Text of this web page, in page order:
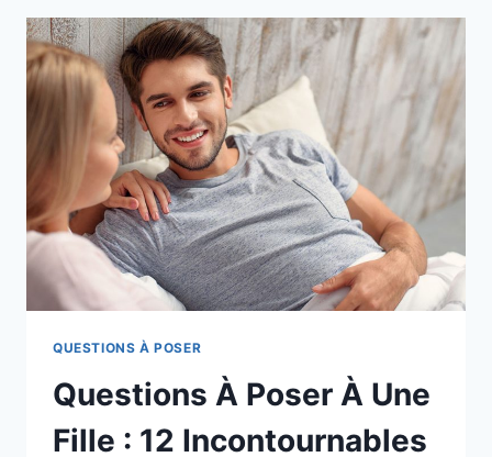
QUI
SONT
NÉS
SOUS
LA
BONNE
ÉTOILE
QUESTIONS À POSER
Questions À Poser À Une
Fille : 12 Incontournables